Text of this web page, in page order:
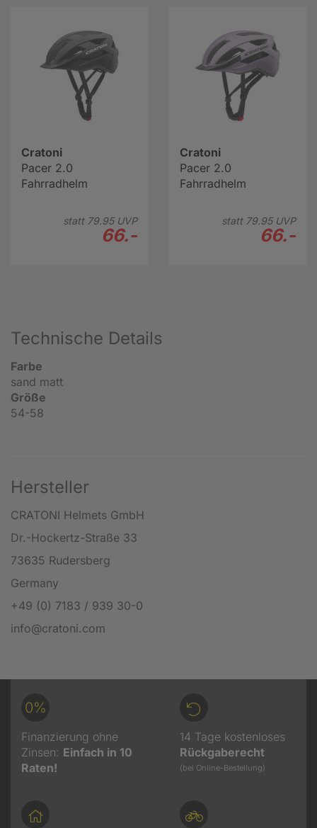
Cratoni
Pacer 2.0
Fahrradhelm
statt 79.95UVP
66.-
Cratoni
Pacer 2.0
Fahrradhelm
statt 79.95UVP
66.-
Technische Details
Farbe
sand matt
Größe
54-58
Hersteller
CRATONI Helmets GmbH
Dr.-Hockertz-Straße 33
73635 Rudersberg
Germany
+49 (0) 7183 / 939 30-0
info@cratoni.com
0%
Finanzierung ohne
Zinsen: Einfach in 10
Raten!
14 Tage kostenloses
Rückgaberecht
(bei Online-Bestellung)